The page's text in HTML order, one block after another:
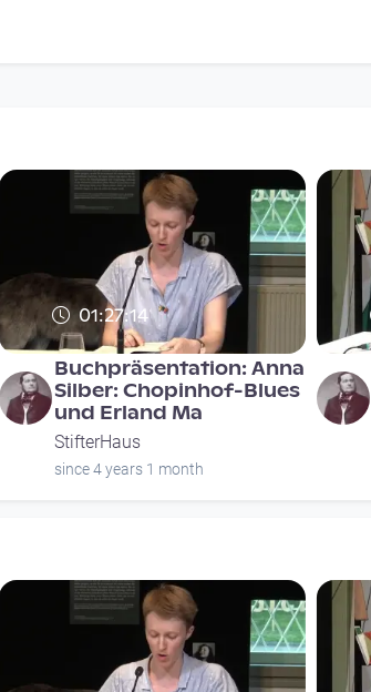
01:27:14
Buchpräsentation: Anna
Silber: Chopinhof-Blues
und Erland Ma
StifterHaus
since 4 years 1 month